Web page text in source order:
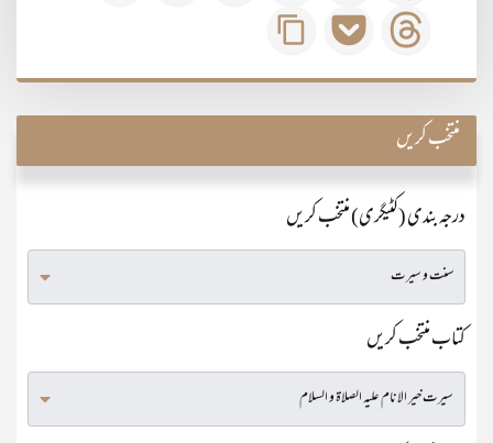
منتخب کریں
درجہ بندی (کٹیگری) منتخب کریں
کتاب منتخب کریں